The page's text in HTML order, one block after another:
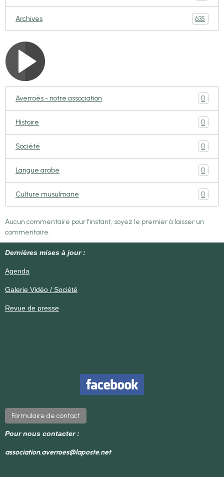
Archives 635
Averroès - notre association 0
Histoire 0
Société 0
Langue arabe 0
Culture musulmane 0
Aucun commentaire pour l'instant, soyez le premier à laisser un
commentaire.
Dernières mises à jour :
Agenda
Galerie Vidéo / Société
Revue de presse
Formulaire de contact
Pour nous contacter :
association.averroes@laposte.net